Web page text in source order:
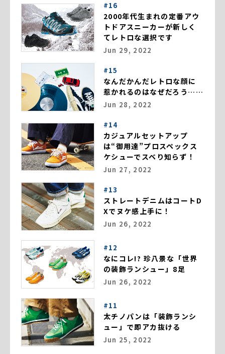
#16
2000年代生まれの定番アウ
トドアスニーカーが新しく
てレトロな選択です
Jun 29, 2022
#15
なんだかんだレトロな顔に
惹かれるのはなぜだろう……
Jun 28, 2022
#14
カジュアルセットアップ
は“御用達”プロスペックス
ケシューでスベり知らず！
Jun 27, 2022
#13
ストレートデニムはコートD
Xでヌケ感上手に！
Jun 26, 2022
#12
なにコレ!? 珍八景な「世界
の装飾ランシュー」8足
Jun 26, 2022
#11
太チノパンは「装飾ランシ
ュー」で即アカ抜ける
Jun 25, 2022